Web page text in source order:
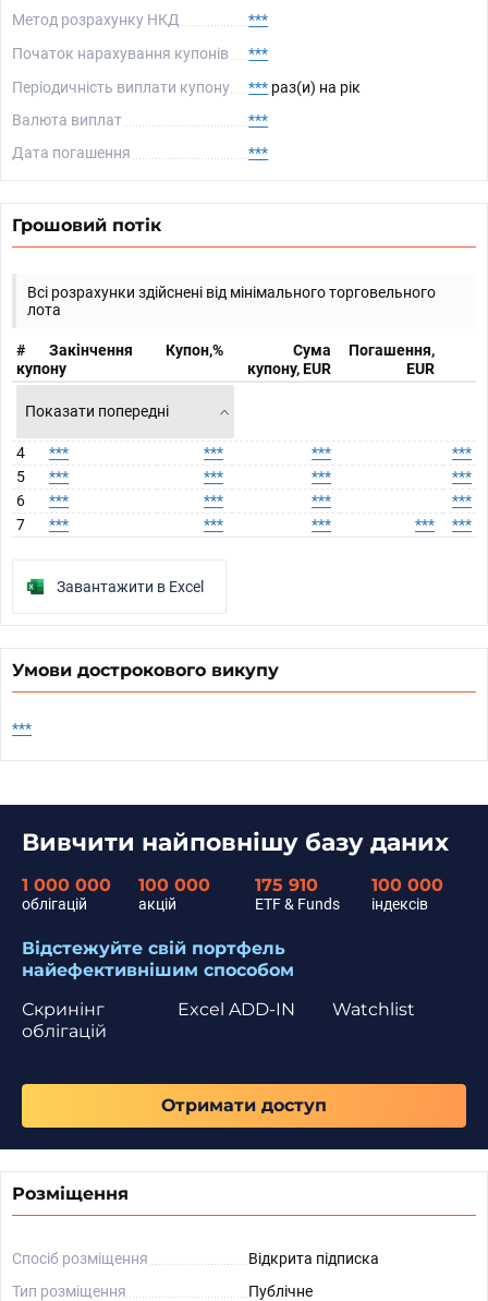
Метод розрахунку НКД
***
Початок нарахування купонів
***
Періодичність виплати купону
*** раз(и) на рік
Валюта виплат
***
Дата погашення
***
Грошовий потік
Всі розрахунки здійснені від мінімального торговельного
лота
#
Закінчення
купону
Купон,%
Сума
купону, EUR
Погашення,
EUR
Показати попередні
4 *** *** ***
***
5
*** *** ***
***
6
*** *** ***
***
7
*** *** *** *** ***
Завантажити в Excel
Умови дострокового викупу
***
Вивчити найповнішу базу даних
1 000 000
облігацій
100 000
акцій
175 910
ETF & Funds
100 000
індексів
Відстежуйте свій портфель
найефективнішим способом
Скринінг
облігацій
Watchlist
Excel ADD-IN
Отримати доступ
Розміщення
Спосіб розміщення
Відкрита підписка
Тип розміщення
Публічне